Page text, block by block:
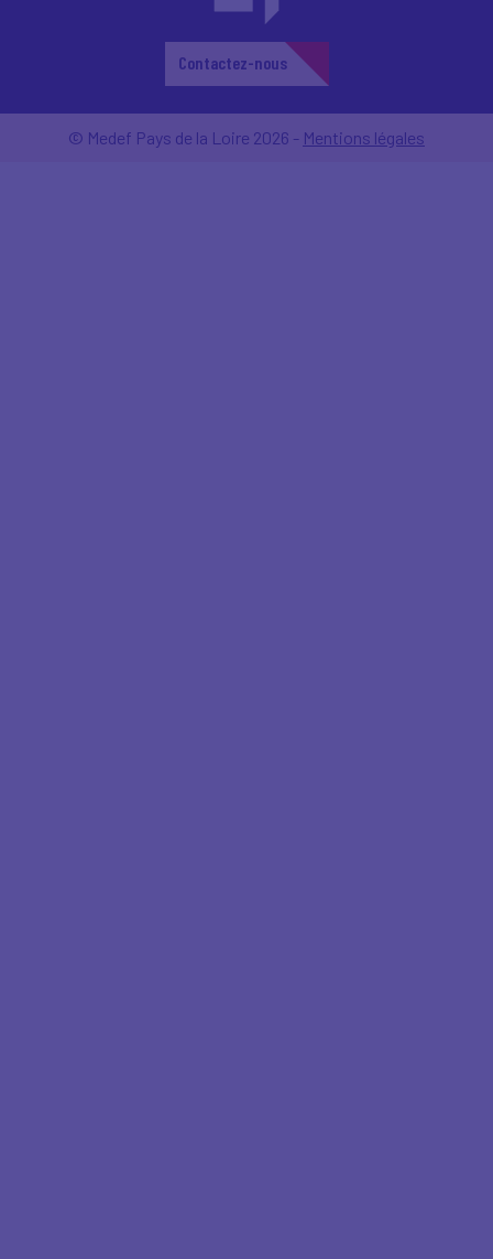
Contactez-nous
© Medef Pays de la Loire 2026 - Mentions légales